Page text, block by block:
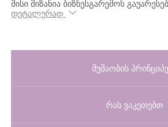
მისი მიზანია ბიზნესგარემოს
დეტალურად
მუშაობის
რას ვაკეთებთ